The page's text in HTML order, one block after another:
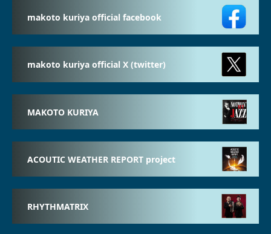
makoto kuriya official facebook
makoto kuriya official X (twitter)
MAKOTO KURIYA
ACOUTIC WEATHER REPORT project
RHYTHMATRIX